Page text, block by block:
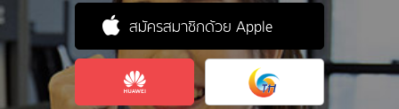
สมัครสมาชิกด้วย Apple